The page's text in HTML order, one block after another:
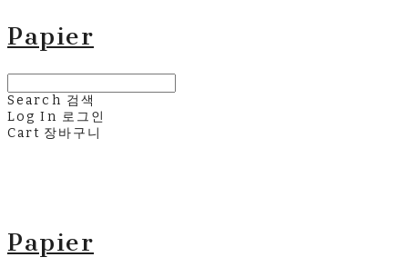
Papier
Search 검색
Log In 로그인
Cart 장바구니
Papier